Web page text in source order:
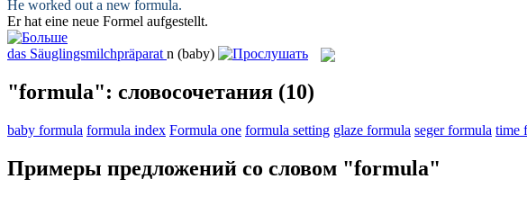
He worked out a new formula.
Er hat eine neue Formel aufgestellt.
das Säuglingsmilchpräparat n (baby)
"formula": словосочетания (10)
baby formula formula index Formula one formula setting glaze formula seger formula time
Примеры предложений со словом "formula"